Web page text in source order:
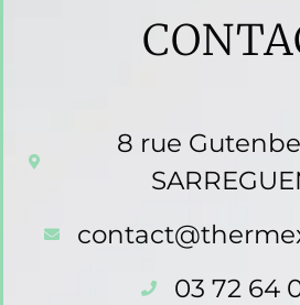
8 rue
03 72 64